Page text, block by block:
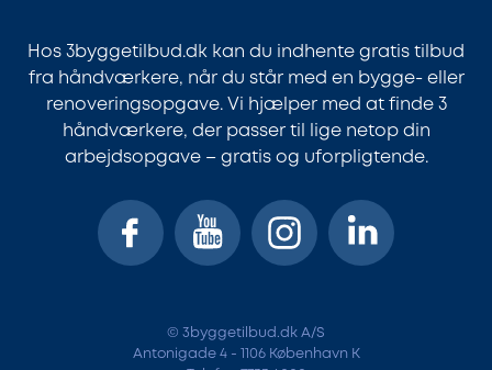
Hos 3byggetilbud.dk kan du indhente gratis tilbud
fra håndværkere, når du står med en bygge- eller
renoveringsopgave. Vi hjælper med at finde 3
håndværkere, der passer til lige netop din
arbejdsopgave – gratis og uforpligtende.
© 3byggetilbud.dk A/S
Antonigade 4 - 1106 København K